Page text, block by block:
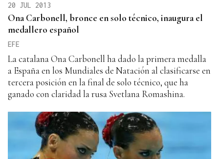
20 JUL 2013
Ona Carbonell, bronce en solo técnico, inaugura el
medallero español
EFE
La catalana Ona Carbonell ha dado la primera medalla
a España en los Mundiales de Natación al clasificarse en
tercera posición en la final de solo técnico, que ha
ganado con claridad la rusa Svetlana Romashina.